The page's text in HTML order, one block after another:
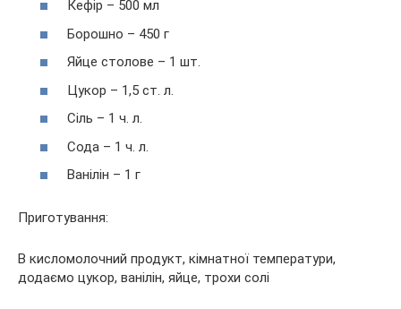
Кефір – 500 мл
Борошно – 450 г
Яйце столове – 1 шт.
Цукор – 1,5 ст. л.
Сіль – 1 ч. л.
Сода – 1 ч. л.
Ванілін – 1 г
Приготування:
В кисломолочний продукт, кімнатної температури,
додаємо цукор, ванілін, яйце, трохи солі